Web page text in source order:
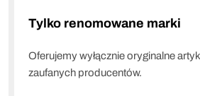
Tylko renomowane marki
Oferujemy wyłącznie oryginalne
zaufanych producentów.